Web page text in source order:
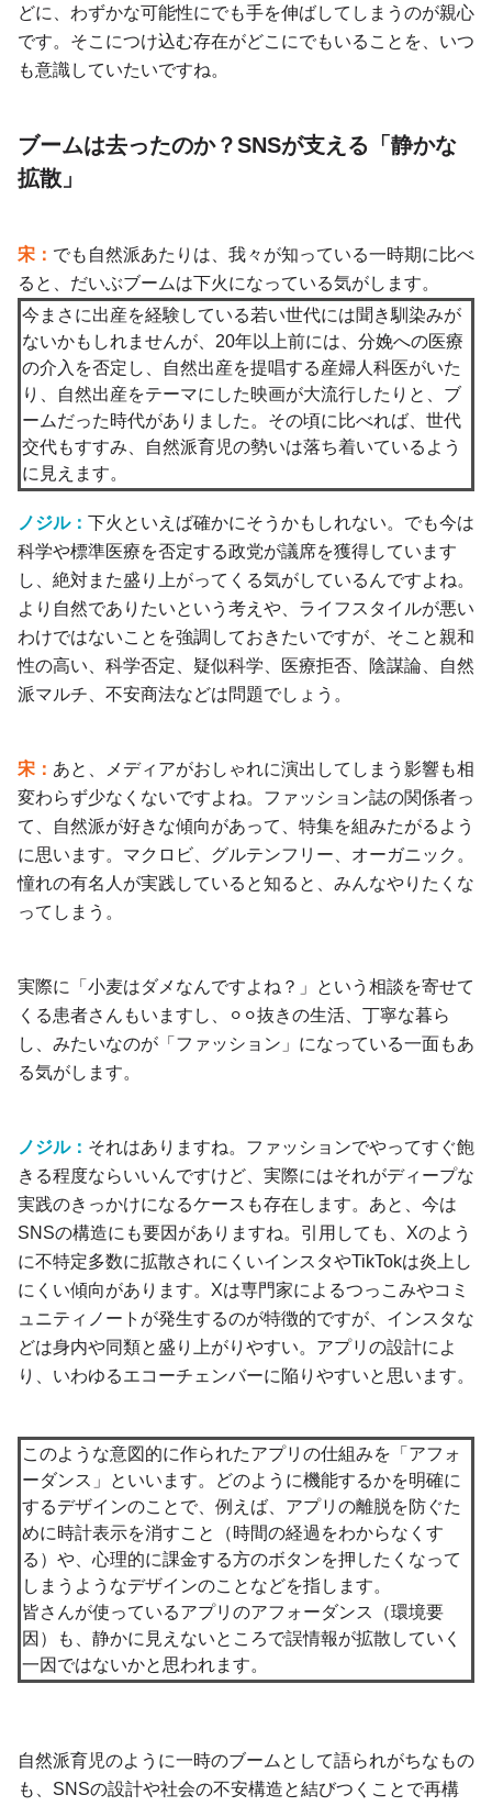
どに、わずかな可能性にでも手を伸ばしてしまうのが親心
です。そこにつけ込む存在がどこにでもいることを、いつ
も意識していたいですね。
ブームは去ったのか？SNSが支える「静かな
拡散」
宋： でも自然派あたりは、我々が知っている一時期に比べ
ると、だいぶブームは下火になっている気がします。
今まさに出産を経験している若い世代には聞き馴染みが
ないかもしれませんが、20年以上前には、分娩への医療
の介入を否定し、自然出産を提唱する産婦人科医がいた
り、自然出産をテーマにした映画が大流行したりと、ブ
ームだった時代がありました。その頃に比べれば、世代
交代もすすみ、自然派育児の勢いは落ち着いているよう
に見えます。
ノジル： 下火といえば確かにそうかもしれない。でも今は
科学や標準医療を否定する政党が議席を獲得しています
し、絶対また盛り上がってくる気がしているんですよね。
より自然でありたいという考えや、ライフスタイルが悪い
わけではないことを強調しておきたいですが、そこと親和
性の高い、科学否定、疑似科学、医療拒否、陰謀論、自然
派マルチ、不安商法などは問題でしょう。
宋： あと、メディアがおしゃれに演出してしまう影響も相
変わらず少なくないですよね。ファッション誌の関係者っ
て、自然派が好きな傾向があって、特集を組みたがるよう
に思います。マクロビ、グルテンフリー、オーガニック。
憧れの有名人が実践していると知ると、みんなやりたくな
ってしまう。
実際に「小麦はダメなんですよね？」という相談を寄せて
くる患者さんもいますし、⚪︎⚪︎抜きの生活、丁寧な暮ら
し、みたいなのが「ファッション」になっている一面もあ
る気がします。
ノジル： それはありますね。ファッションでやってすぐ飽
きる程度ならいいんですけど、実際にはそれがディープな
実践のきっかけになるケースも存在します。あと、今は
SNSの構造にも要因がありますね。引用しても、Xのよう
に不特定多数に拡散されにくいインスタやTikTokは炎上し
にくい傾向があります。Xは専門家によるつっこみやコミ
ュニティノートが発生するのが特徴的ですが、インスタな
どは身内や同類と盛り上がりやすい。アプリの設計によ
り、いわゆるエコーチェンバーに陥りやすいと思います。
このような意図的に作られたアプリの仕組みを「アフォ
ーダンス」といいます。どのように機能するかを明確に
するデザインのことで、例えば、アプリの離脱を防ぐた
めに時計表示を消すこと（時間の経過をわからなくす
る）や、心理的に課金する方のボタンを押したくなって
しまうようなデザインのことなどを指します。
皆さんが使っているアプリのアフォーダンス（環境要
因）も、静かに見えないところで誤情報が拡散していく
一因ではないかと思われます。
自然派育児のように一時のブームとして語られがちなもの
も、SNSの設計や社会の不安構造と結びつくことで再構